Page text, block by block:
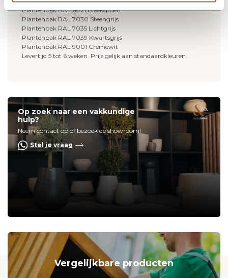
Plantenbak RAL 6021 Bleekgroen
Plantenbak RAL 7030 Steengrijs
Plantenbak RAL 7035 Lichtgrijs
Plantenbak RAL 7039 Kwartsgrijs
Plantenbak RAL 9001 Cremewit
Levertijd 5 tot 6 weken. Prijs gelijk aan standaardkleuren.
Op zoek naar een vakkundige
hulp?
Neem contact op of bezoek de showroom!
Stel je vraag
Vergelijkbare producten